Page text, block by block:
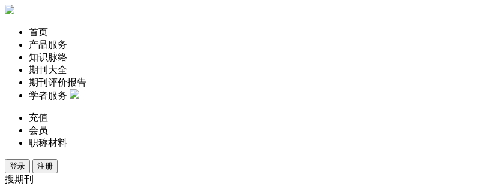
首页
产品服务
知识脉络
期刊大全
期刊评价报告
学者服务
充值
会员
职称材料
登录 注册
搜期刊